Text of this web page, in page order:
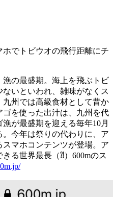
でトビウオの飛行距離にチ
の最盛期。海上を飛ぶトビ
いといわれ、雑味がなくス
州では高級食材として昔か
を使った出汁は、九州を代
が最盛期を迎える毎年10月
今年は祭りの代わりに、ア
マホコンテンツが登場。ア
る世界最長（⁈）600mのス